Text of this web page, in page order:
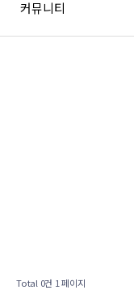
커뮤니티
Total 0건 1 페이지